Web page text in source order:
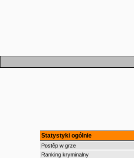
Statystyki ogólnie
Postêp w grze
Ranking kryminalny